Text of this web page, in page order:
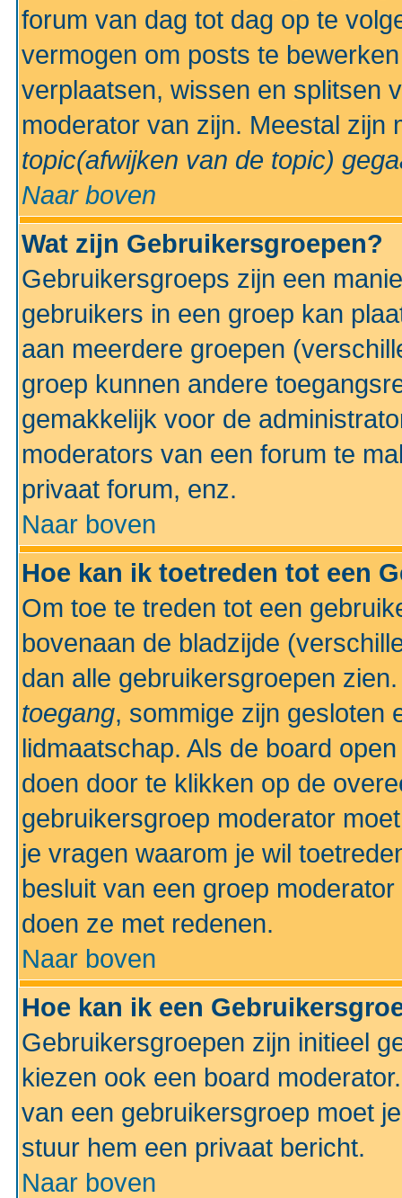
forum van dag tot dag op te
vermogen om posts te
verplaatsen, wissen en splitsen
moderator van zijn. Meestal
topic(afwijken van de topic)
Naar boven
Wat zijn Gebruikersgroepen?
Gebruikersgroeps zijn een
gebruikers in een groep kan
aan meerdere groepen
groep kunnen andere
gemakkelijk voor de
moderators van een forum te
privaat forum, enz.
Naar boven
Hoe kan ik toetreden tot een
Om toe te treden tot een
bovenaan de bladzijde
dan alle gebruikersgroepen
toegang, sommige zijn gesloten
lidmaatschap. Als de board
doen door te klikken op de
gebruikersgroep moderator
je vragen waarom je wil
besluit van een groep
doen ze met redenen.
Naar boven
Hoe kan ik een
Gebruikersgroepen zijn initieel
kiezen ook een board
van een gebruikersgroep moet
stuur hem een privaat bericht.
Naar boven